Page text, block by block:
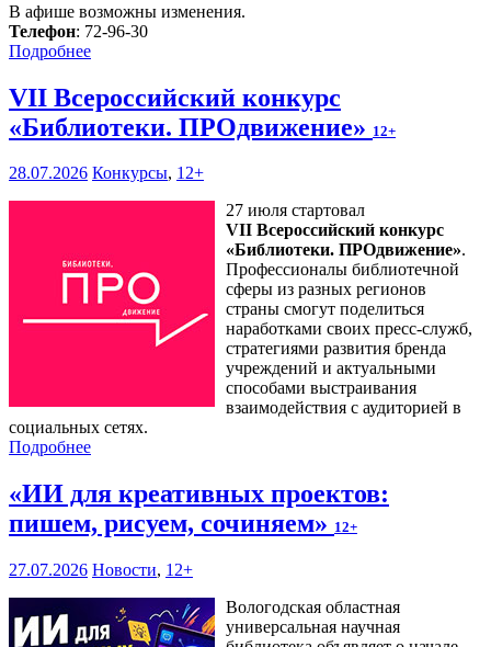
В афише возможны изменения.
Телефон: 72-96-30
Подробнее
VII Всероссийский конкурс
«Библиотеки. ПРОдвижение» 12+
28.07.2026 Конкурсы, 12+
27 июля стартовал
VII Всероссийский конкурс
«Библиотеки. ПРОдвижение».
Профессионалы библиотечной
сферы из разных регионов
страны смогут поделиться
наработками своих пресс-служб,
стратегиями развития бренда
учреждений и актуальными
способами выстраивания
взаимодействия с аудиторией в
социальных сетях.
Подробнее
«ИИ для креативных проектов:
пишем, рисуем, сочиняем» 12+
27.07.2026 Новости, 12+
Вологодская областная
универсальная научная